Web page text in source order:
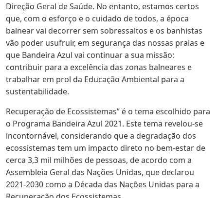
Direção Geral de Saúde. No entanto, estamos certos
que, com o esforço e o cuidado de todos, a época
balnear vai decorrer sem sobressaltos e os banhistas
vão poder usufruir, em segurança das nossas praias e
que Bandeira Azul vai continuar a sua missão:
contribuir para a excelência das zonas balneares e
trabalhar em prol da Educação Ambiental para a
sustentabilidade.
Recuperação de Ecossistemas” é o tema escolhido para
o Programa Bandeira Azul 2021. Este tema revelou-se
incontornável, considerando que a degradação dos
ecossistemas tem um impacto direto no bem-estar de
cerca 3,3 mil milhões de pessoas, de acordo com a
Assembleia Geral das Nações Unidas, que declarou
2021-2030 como a Década das Nações Unidas para a